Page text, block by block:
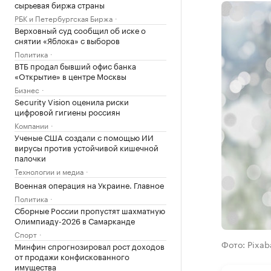
сырьевая биржа страны
РБК и Петербургская Биржа
Верховный суд сообщил об иске о
снятии «Яблока» с выборов
Политика
ВТБ продал бывший офис банка
«Открытие» в центре Москвы
Бизнес
Security Vision оценила риски
цифровой гигиены россиян
Компании
Ученые США создали с помощью ИИ
вирусы против устойчивой кишечной
палочки
Технологии и медиа
Военная операция на Украине. Главное
Политика
Сборные России пропустят шахматную
Олимпиаду-2026 в Самарканде
Спорт
Минфин спрогнозировал рост доходов
от продажи конфискованного
имущества
Фото: